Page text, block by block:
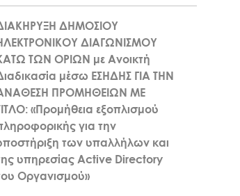
ΔΗΜΟΣΙΟΥ
ΔΙΑΓΩΝΙΣΜΟΥ
ΤΩΝ ΟΡΙΩΝ με Ανοικτή
μέσω ΕΣΗΔΗΣ ΓΙΑ ΤΗΝ
ΠΡΟΜΗΘΕΙΩΝ ΜΕ
«Προμήθεια εξοπλισμού
για την
των υπαλλήλων και
υπηρεσίας Active Directory
Οργανισμού»